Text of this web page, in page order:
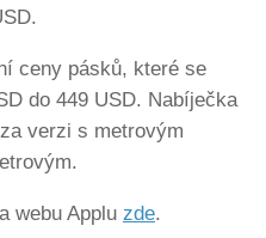
ceny pásků, které se
do 449 USD. Nabíječka
verzi s metrovým
webu Applu zde.